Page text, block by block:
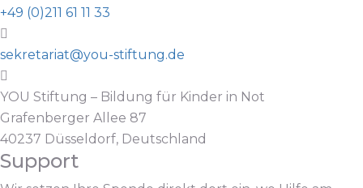
+49 (0)211 61 11 33
sekretariat@you-stiftung.de
YOU Stiftung – Bildung für Kinder in Not
Grafenberger Allee 87
40237 Düsseldorf, Deutschland
Support